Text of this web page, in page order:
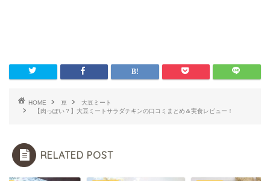
HOME 豆
大豆ミート
【肉っぽい？】大豆ミートサラダチキンの口コミまとめ＆実食レビュー！
RELATED POST